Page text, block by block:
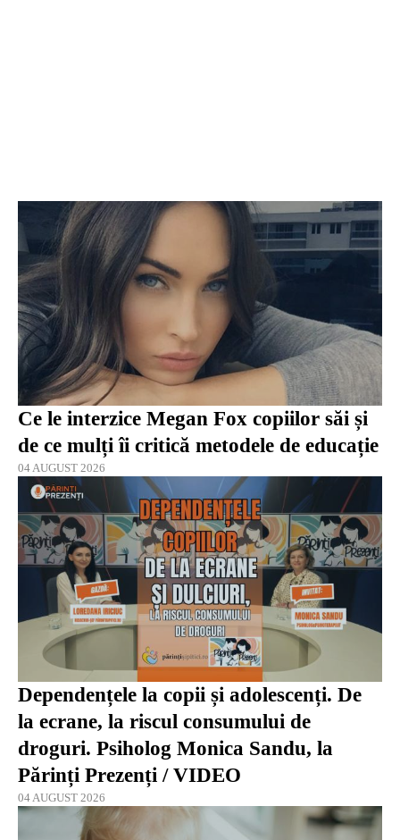
Ce le interzice Megan Fox copiilor săi și
de ce mulți îi critică metodele de educație
04 AUGUST 2026
Dependențele la copii și adolescenți. De
la ecrane, la riscul consumului de
droguri. Psiholog Monica Sandu, la
Părinți Prezenți / VIDEO
04 AUGUST 2026